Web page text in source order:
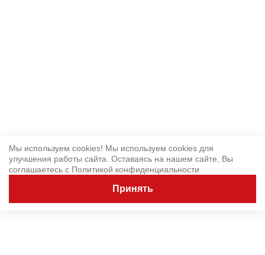
Мы используем cookies! Мы используем cookies для
улучшения работы сайта. Оставаясь на нашем сайте, Вы
соглашаетесь с Политикой конфиденциальности
Принять